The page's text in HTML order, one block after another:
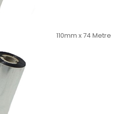
110mm x 74 Metre